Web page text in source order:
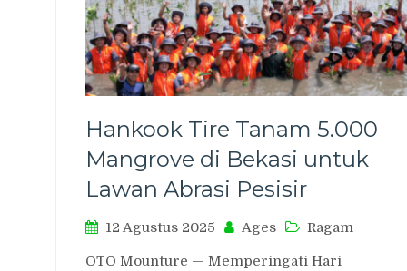
Hankook Tire Tanam 5.000
Mangrove di Bekasi untuk
Lawan Abrasi Pesisir
12 Agustus 2025 Ages Ragam
OTO Mounture — Memperingati Hari